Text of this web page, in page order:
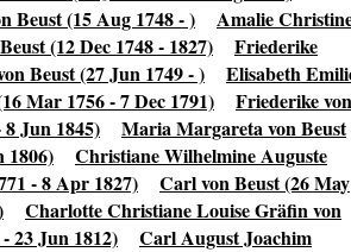
Beust (15 Aug 1748 - )
Amalie
(12 Dec 1748 - 1827)
Friederike
Beust (27 Jun 1749 - )
Elisabeth
Mar 1756 - 7 Dec 1791)
Friederike von
Jun 1845)
Maria Margareta von Beust
1806)
Christiane Wilhelmine Auguste
- 8 Apr 1827)
Carl von Beust (26 May
Charlotte Christiane Louise Gräfin von
23 Jun 1812)
Carl August Joachim